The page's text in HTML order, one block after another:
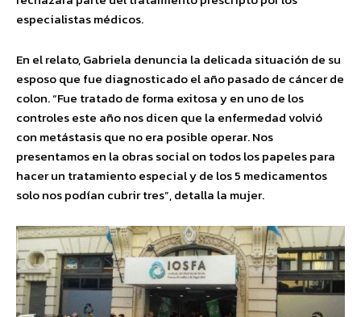
especialistas médicos.
En el relato, Gabriela denuncia la delicada situación de su
esposo que fue diagnosticado el año pasado de cáncer de
colon. “Fue tratado de forma exitosa y en uno de los
controles este año nos dicen que la enfermedad volvió
con metástasis que no era posible operar. Nos
presentamos en la obras social on todos los papeles para
hacer un tratamiento especial y de los 5 medicamentos
solo nos podían cubrir tres”, detalla la mujer.